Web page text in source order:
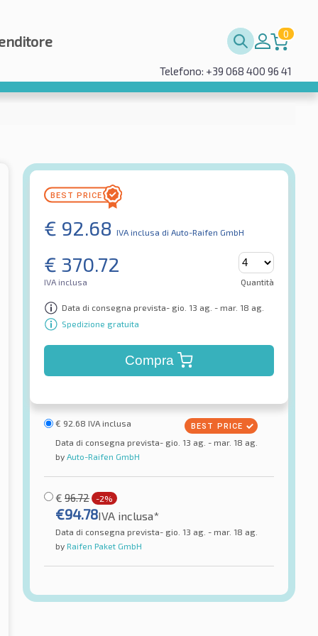
0
Telefono: +39 068 400 96 41
€ 92.68 IVA inclusa di Auto-Raifen GmbH
€ 370.72
IVA inclusa Quantità
Data di consegna prevista- gio. 13 ag. - mar. 18 ag.
Spedizione gratuita
Compra
€ 92.68 IVA inclusa
Data di consegna prevista- gio. 13 ag. - mar. 18 ag.
by Auto-Raifen GmbH
€ 96.72 -2%
€94.78IVA inclusa*
Data di consegna prevista- gio. 13 ag. - mar. 18 ag.
by Raifen Paket GmbH